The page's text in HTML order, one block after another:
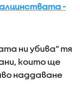
-
ни убива” тя
които ще
наддаване